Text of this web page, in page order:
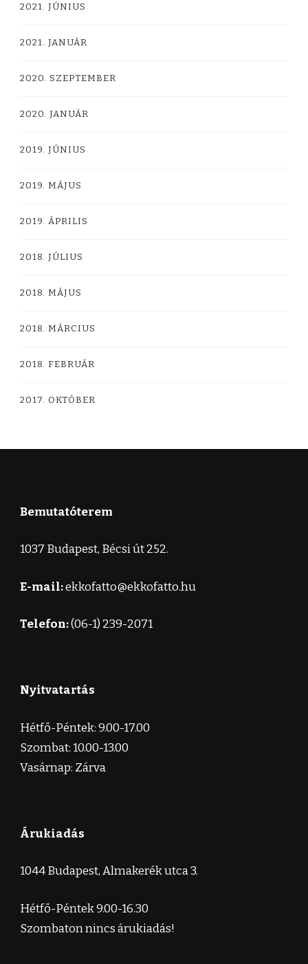
2021. JÚNIUS
2021. JANUÁR
2020. SZEPTEMBER
2020. JANUÁR
2019. JÚNIUS
2019. MÁJUS
2019. ÁPRILIS
2018. JÚLIUS
2018. MÁJUS
2018. MÁRCIUS
2018. FEBRUÁR
2017. OKTÓBER
Bemutatóterem
1037 Budapest, Bécsi út 252.
E-mail:ekkofatto@ekkofatto.hu
Telefon:(06-1) 239-2071
Nyitvatartás
Hétfő-Péntek: 9.00-17.00
Szombat: 10.00-13.00
Vasárnap: Zárva
Árukiadás
1044 Budapest, Almakerék utca 3.
Hétfő-Péntek 9.00-16.30
Szombaton nincs árukiadás!